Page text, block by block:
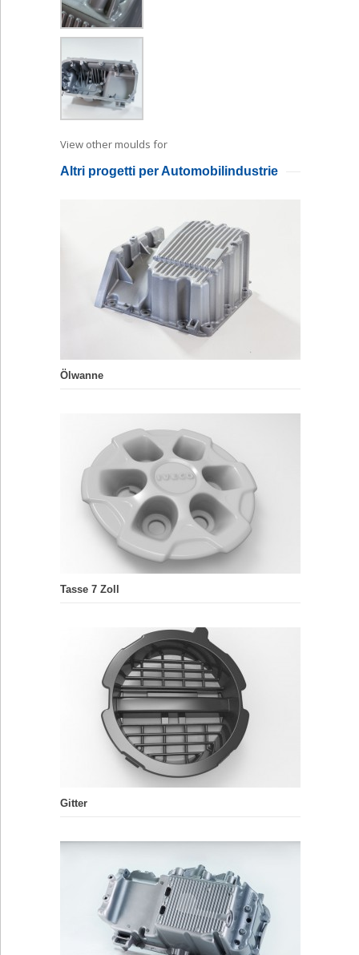
View other moulds for
Altri progetti per Automobilindustrie
Ölwanne
Tasse 7 Zoll
Gitter